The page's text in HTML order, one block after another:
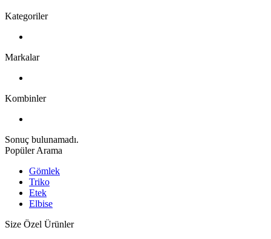
Kategoriler
Markalar
Kombinler
Sonuç bulunamadı.
Popüler Arama
Gömlek
Triko
Etek
Elbise
Size Özel Ürünler